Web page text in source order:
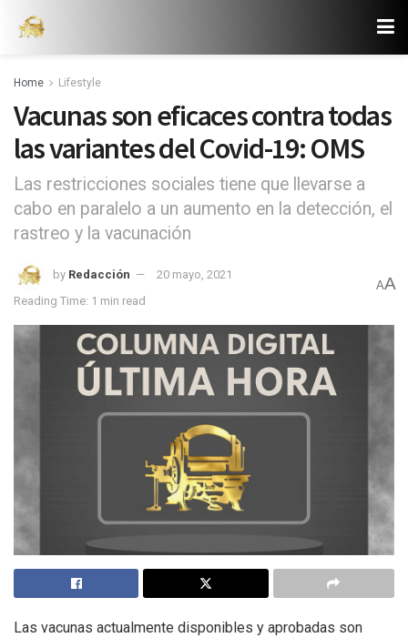
Home Lifestyle
Vacunas son eficaces contra todas
las variantes del Covid-19: OMS
Las restricciones sociales tiene que llevarse a
cabo en paralelo a un aumento en la detección, el
rastreo y la vacunación
by Redacción
20 mayo, 2021
Reading Time: 1 min read
AA
Las vacunas actualmente disponibles y aprobadas son